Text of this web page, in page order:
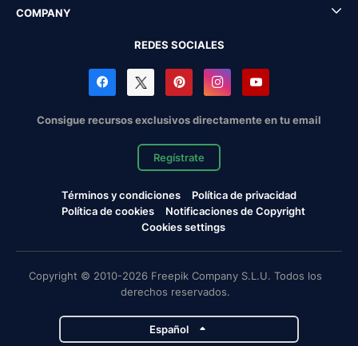
COMPANY
REDES SOCIALES
Consigue recursos exclusivos directamente en tu email
Regístrate
Términos y condiciones
Política de privacidad
Política de cookies
Notificaciones de Copyright
Cookies settings
Copyright © 2010-2026 Freepik Company S.L.U. Todos los
derechos reservados.
Español